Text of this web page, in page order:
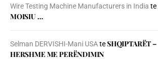
Wire Testing Machine Manufacturers in India te
MOISIU …
Selman DERVISHI-Mani USAteSHQIPTARËT
HERSHME ME PERËNDIMIN